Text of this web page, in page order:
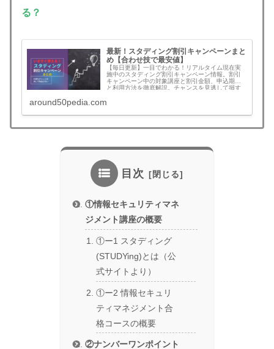
る？
最新！スタディング割引キャンペーンまと
め【合わせ技で最安値】
【毎日更新】一目でわかる！リアルタイム現在実
施中のスタディング割引キャンペーン情報。割引
キャンペーン中の対象講座と割引金額、申込期限
と利用方法を徹底解説。チャンスを見逃して損す
認会計士、社労士、中小企業診断士、行政書士、
者など！割引キャンペーンの年間回数と割引額目
around50pedia.com
目次
①情報セキュリティマネ
ジメント講座の概要
①ー1 スタディング
(STUDYing)とは（公
式サイトより）
①ー2 情報セキュリ
ティマネジメント合
格コースの概要
②ナンバーワンポイント